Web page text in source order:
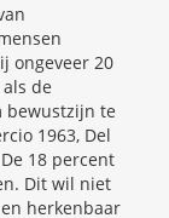
ongeveer 20
de
bewustzijn te
1963, Del
18 percent
Dit wil niet
herkenbaar